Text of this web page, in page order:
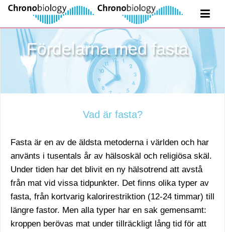
Fördelarna med fasta
Vad är fasta?
Fasta är en av de äldsta metoderna i världen och har
använts i tusentals år av hälsoskäl och religiösa skäl.
Under tiden har det blivit en ny hälsotrend att avstå
från mat vid vissa tidpunkter. Det finns olika typer av
fasta, från kortvarig kalorirestriktion (12-24 timmar) till
längre fastor. Men alla typer har en sak gemensamt:
kroppen berövas mat under tillräckligt lång tid för att